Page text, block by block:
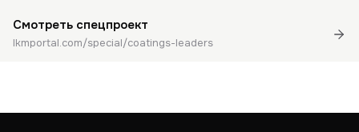
Смотреть спецпроект
lkmportal.com/special/coatings-leaders